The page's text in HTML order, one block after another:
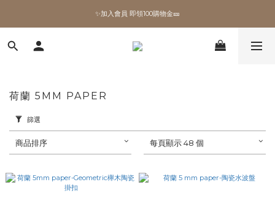
✨加入會員 即領100購物金🎫
✨加入會員 即領100購物金🎫
全館滿額現折🔥
✨加入會員 即領100購物金🎫
荷蘭 5MM PAPER
篩選
商品排序 每頁顯示 48 個